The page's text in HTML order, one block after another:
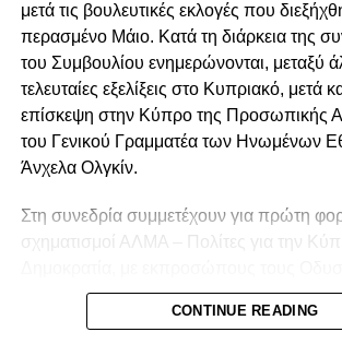
μετά τις βουλευτικές εκλογές που
περασμένο Μάιο. Κατά τη διάρκεια της
του Συμβουλίου ενημερώνονται, μεταξύ
τελευταίες εξελίξεις στο Κυπριακό, μετά
επίσκεψη στην Κύπρο της Προσωπικής
του Γενικού Γραμματέα των Ηνωμένων
Άνχελα Ολγκίν.
Στη συνεδρία συμμετέχουν για πρώτη
σχηματισμοί ΑΛΜΑ – Πολίτες για την
και Φειδία Παναγιώτου αντίστοιχα.
πληροφορίες του ΚΥΠΕ, ο τέως Πρόεδρος
CONTINUE READING